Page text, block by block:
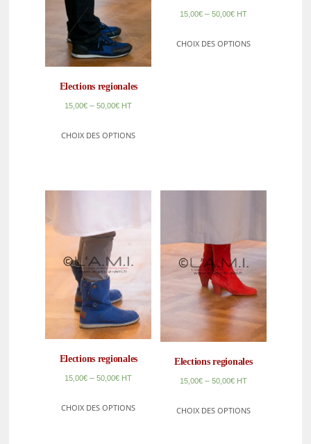
Elections regionales
15,00€ –50,00€ HT
CHOIX DES OPTIONS
15,00€– 50,00€ HT
CHOIX DES OPTIONS
Elections regionales
15,00€ –50,00€ HT
CHOIX DES OPTIONS
Elections regionales
15,00€– 50,00€ HT
CHOIX DES OPTIONS